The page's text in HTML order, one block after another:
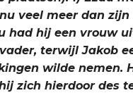
veel meer dan zijn
had hij een vrouw
terwijl Jakob
wilde nemen.
zich hierdoor des